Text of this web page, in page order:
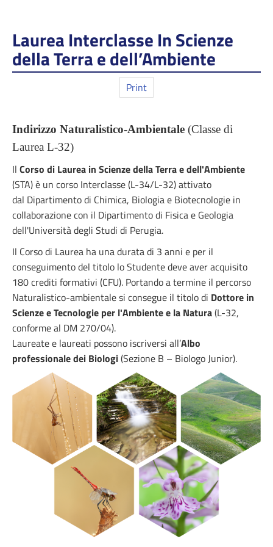
Laurea Interclasse In Scienze
della Terra e dell’Ambiente
Print
Indirizzo Naturalistico-Ambientale (Classe di
Laurea L-32)
Il Corso di Laurea in Scienze della Terra e dell'Ambiente
(STA) è un corso Interclasse (L-34/L-32) attivato
dal Dipartimento di Chimica, Biologia e Biotecnologie in
collaborazione con il Dipartimento di Fisica e Geologia
dell'Università degli Studi di Perugia.
Il Corso di Laurea ha una durata di 3 anni e per il
conseguimento del titolo lo Studente deve aver acquisito
180 crediti formativi (CFU). Portando a termine il percorso
Naturalistico-ambientale si consegue il titolo di Dottore in
Scienze e Tecnologie per l'Ambiente e la Natura(L-32,
conforme al DM 270/04).
Laureate e laureati possono iscriversi all’Albo
professionale dei Biologi(Sezione B – Biologo Junior).